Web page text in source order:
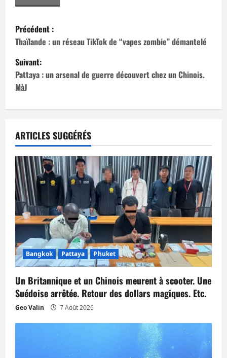
N
a
v
i
g
a
t
i
o
n
d
’
a
r
t
Précédent :
Thaïlande : un réseau TikTok de “vapes zombie” démantelé
Suivant:
Pattaya : un arsenal de guerre découvert chez un Chinois.
MàJ
ARTICLES SUGGÉRÉS
Bangkok Pattaya Phuket
Un Britannique et un Chinois meurent à scooter. Une
Suédoise arrêtée. Retour des dollars magiques. Etc.
Geo Valin 7 Août 2026